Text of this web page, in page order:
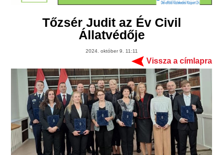
Tőzsér Judit az Év Civil
Állatvédője
2024. október 9. 11:11
Vissza a címlapra